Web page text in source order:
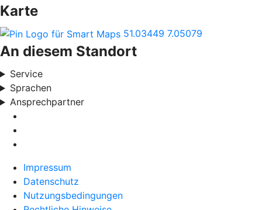
Karte
51.03449 7.05079
An diesem Standort
Service
Sprachen
Ansprechpartner
Impressum
Datenschutz
Nutzungsbedingungen